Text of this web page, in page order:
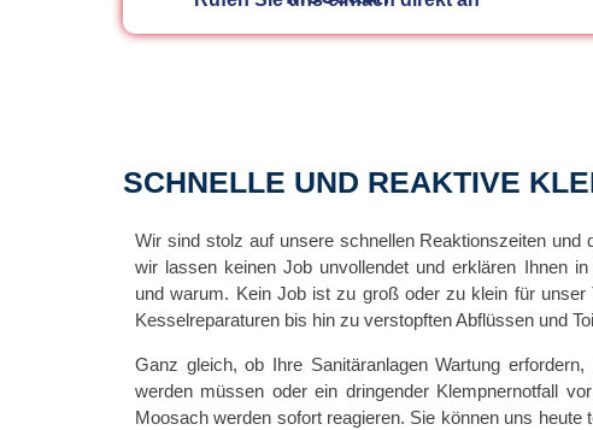
SCHNELLE UND REAKTIVE
Wir sind stolz auf unsere schnellen Reaktionszeiten und
wir lassen keinen Job unvollendet und erklären Ihnen
und warum. Kein Job ist zu groß oder zu klein für unser
Kesselreparaturen bis hin zu verstopften Abflüssen und
Ganz gleich, ob Ihre Sanitäranlagen Wartung erfordern,
werden müssen oder ein dringender Klempnernotfall
Moosach werden sofort reagieren. Sie können uns heute